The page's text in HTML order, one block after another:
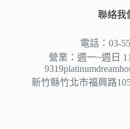
聯絡我
電話：03-
營業：週一~週日
新竹縣竹北市福興路